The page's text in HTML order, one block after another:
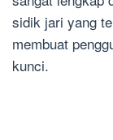
sidik jari yang
membuat
kunci.